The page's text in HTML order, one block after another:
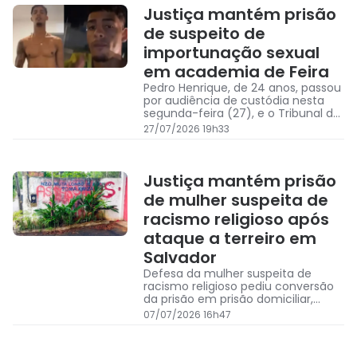
Justiça mantém prisão
de suspeito de
importunação sexual
em academia de Feira
Pedro Henrique, de 24 anos, passou
por audiência de custódia nesta
segunda-feira (27), e o Tribunal de
Justiça da Bahia decidiu manter a
prisão preventiva do investigado
27/07/2026 19h33
Justiça mantém prisão
de mulher suspeita de
racismo religioso após
ataque a terreiro em
Salvador
Defesa da mulher suspeita de
racismo religioso pediu conversão
da prisão em prisão domiciliar,
alegando má “condições
psiquiátricas” da presa
07/07/2026 16h47